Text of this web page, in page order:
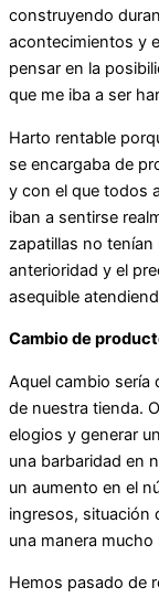
construyendo
acontecimientos y
pensar en la
que me iba a ser
Harto rentable
se encargaba de
y con el que todos
iban a sentirse
zapatillas no
anterioridad y el
asequible
Cambio de
Aquel cambio sería
de nuestra tienda.
elogios y generar
una barbaridad en
un aumento en el
ingresos, situación
una manera
Hemos pasado de